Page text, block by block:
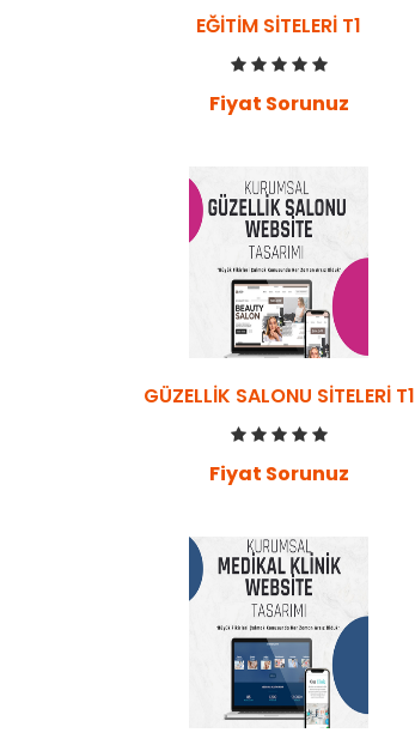
EĞITIM SITELERI T1
Fiyat Sorunuz
GÜZELLIK SALONU SITELERI T1
Fiyat Sorunuz